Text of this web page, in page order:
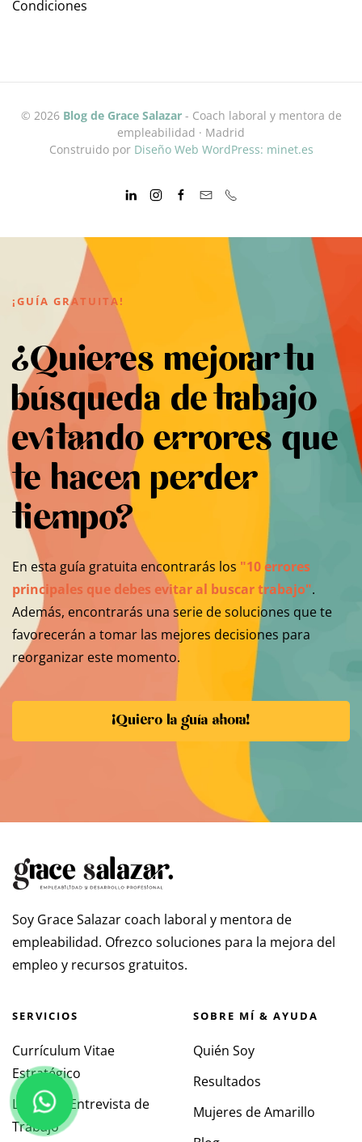
Condiciones
© 2026 Blog de Grace Salazar- Coach laboral y mentora de
empleabilidad · Madrid
Construido por Diseño Web WordPress: minet.es
¡GUÍA GRATUITA!
¿Quieres mejorar tu
búsqueda de trabajo
evitando errores que
te hacen perder
tiempo?
En esta guía gratuita encontrarás los "10 errores
principales que debes evitar al buscar trabajo".
Además, encontrarás una serie de soluciones que te
favorecerán a tomar las mejores decisiones para
reorganizar este momento.
¡Quiero la guía ahora!
Soy Grace Salazar coach laboral y mentora de
empleabilidad. Ofrezco soluciones para la mejora del
empleo y recursos gratuitos.
SERVICIOS
Currículum Vitae
Estratégico
Lidera tu Entrevista de
Trabajo
SOBRE MÍ & AYUDA
Quién Soy
Resultados
Mujeres de Amarillo